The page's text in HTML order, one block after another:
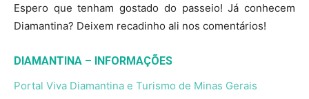
Espero que tenham gostado do passeio! Já conhecem
Diamantina? Deixem recadinho ali nos comentários!
DIAMANTINA – INFORMAÇÕES
Portal Viva Diamantina e Turismo de Minas Gerais